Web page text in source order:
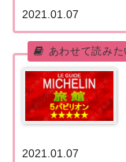
2021.01.07
2021.01.07